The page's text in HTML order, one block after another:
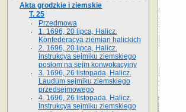
Akta grodzkie i ziemskie
T. 25
Przedmowa
1. 1696, 20 lipca, Halicz.
Konfederacya ziemian halickich
2. 1696, 20 lipca, Halicz.
Instrukcya sejmiku ziemskiego
posłom na sejm konwokacyjny
3. 1696, 26 listopada, Halicz.
Laudum sejmiku ziemskiego
przedsejmowego
4. 1696, 26 listopada, Halicz.
Instrukcya sejmiku ziemskiego